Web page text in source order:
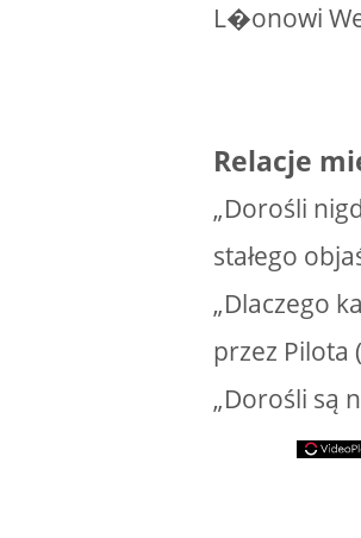
L�onowi
Relacje
„Dorośli
stałego
„Dlaczego
przez Pilota
„Dorośli są